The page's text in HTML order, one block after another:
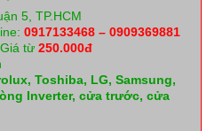
5, TP.HCM
0917133468 – 0909369881
từ 250.000đ
Toshiba, LG, Samsung,
Inverter, cửa trước, cửa